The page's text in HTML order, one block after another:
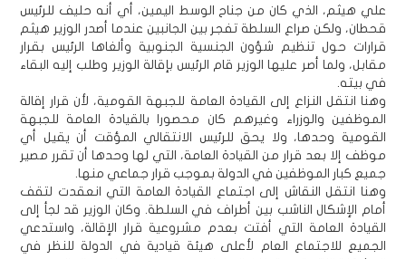
علي هيثم، الذي كان من جناح الوسط اليمين، أي أنه حليف للرئيس
قحطان، ولكن صراع السلطة تفجر بين الجانبين عندما أصدر الوزير هيثم
قرارات حول تنظيم شؤون الجنسية الجنوبية وألغاها الرئيس بقرار
مقابل، ولما أصر عليها الوزير قام الرئيس بإقالة الوزير وطلب إليه البقاء
في بيته.
وهنا انتقل النزاع إلى القيادة العامة للجبهة القومية، لأن قرار إقالة
الموظفين والوزراء وغيرهم كان محصورا بالقيادة العامة للجبهة
القومية وحدها، ولا يحق للرئيس الانتقالي المؤقت أن يقيل أي
موظف إلا بعد قرار من القيادة العامة، التي لها وحدها أن تقرر مصير
جميع كبار الموظفين في الدولة بموجب قرار جماعي منها.
وهنا انتقل النقاش إلى اجتماع القيادة العامة التي انعقدت لتقف
أمام الإشكال الناشب بين أطراف في السلطة. وكان الوزير قد لجأ إلى
القيادة العامة التي أفتت بعدم مشروعية قرار الإقالة، واستدعي
الجميع للاجتماع العام لأعلى هيئة قيادية في الدولة للنظر في